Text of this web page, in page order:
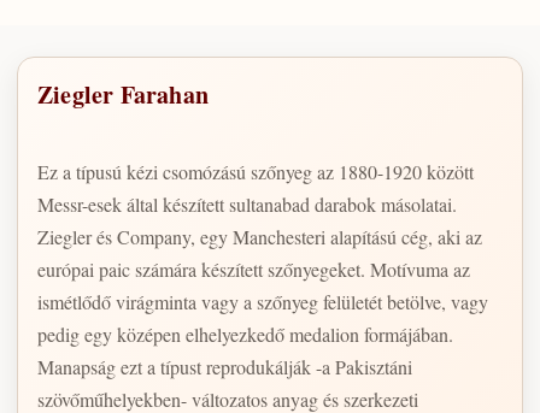
Ziegler Farahan
Ez a típusú kézi csomózású szőnyeg az 1880-1920 között
Messr-esek által készített sultanabad darabok másolatai.
Ziegler és Company, egy Manchesteri alapítású cég, aki az
európai paic számára készített szőnyegeket. Motívuma az
ismétlődő virágminta vagy a szőnyeg felületét betölve, vagy
pedig egy középen elhelyezkedő medalion formájában.
Manapság ezt a típust reprodukálják -a Pakisztáni
szövőműhelyekben- változatos anyag és szerkezeti